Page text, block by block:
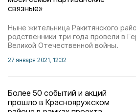
связные»
Ныне жительница Ракитянского
родственники три года провели в
Великой Отечественной войны.
27 января 2021, 12:32
Более 50 событий и акций
прошло в Краснояружском